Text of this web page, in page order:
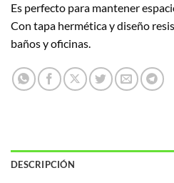
Es perfecto para mantener
Con tapa hermética y diseño
baños y oficinas.
DESCRIPCIÓN